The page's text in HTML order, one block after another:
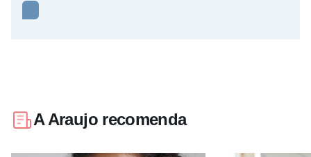
A Araujo recomenda